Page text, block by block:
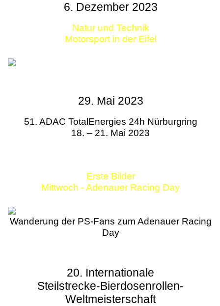
6. Dezember 2023
Natur und Technik
Motorsport in der Eifel
29. Mai 2023
51. ADAC TotalEnergies 24h Nürburgring
18. – 21. Mai 2023
Erste Bilder
Mittwoch - Adenauer Racing Day
Wanderung der PS-Fans zum Adenauer Racing
Day
20. Internationale
Steilstrecke-Bierdosenrollen-
Weltmeisterschaft